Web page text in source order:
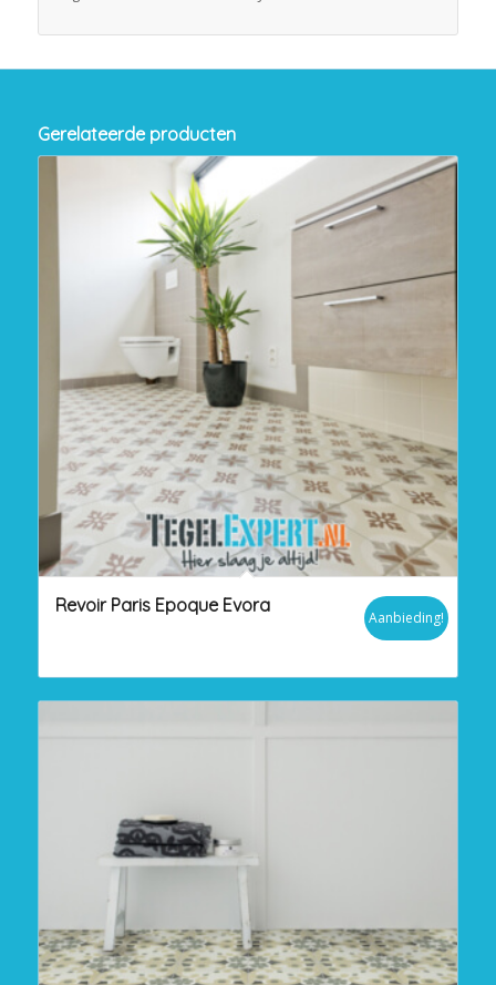
Gerelateerde producten
Revoir Paris Epoque Evora
Aanbieding!